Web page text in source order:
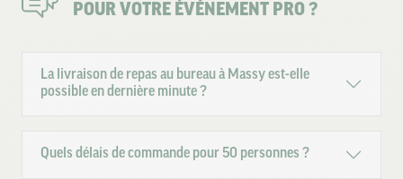
POUR VOTRE ÉVÉNEMENT PRO ?
La livraison de repas au bureau à Massy est-elle
possible en dernière minute ?
Quels délais de commande pour 50 personnes ?